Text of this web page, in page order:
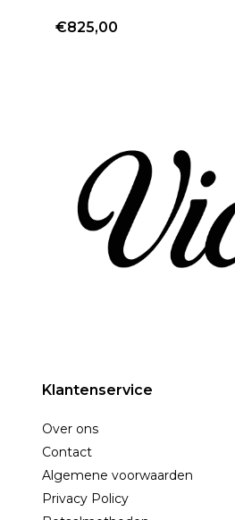
€825,00
Klantenservice
Over ons
Contact
Algemene voorwaarden
Privacy Policy